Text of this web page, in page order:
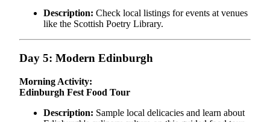
Description: Check local listings for events at venues
like the Scottish Poetry Library.
Day 5: Modern Edinburgh
Morning Activity:
Edinburgh Fest Food Tour
Description: Sample local delicacies and learn about